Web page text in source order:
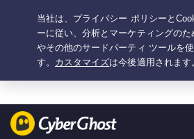
選択プラン：2.1666666666667年間 $